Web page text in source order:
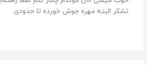
تشکر البته مهره جوش خورده تا حدودی.